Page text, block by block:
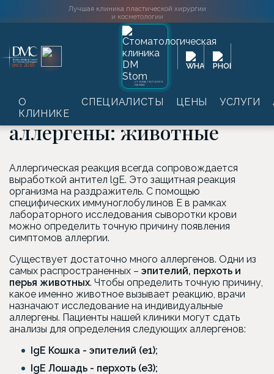
Лучшая клиника пластической хирургии
и косметологии
SINCE 2016
СТОМАТОЛОГИЯ
DAMAS
О
КЛИНИКЕ
СПЕЦИАЛИСТЫ ЦЕНЫ УСЛУГИ
Главная → Лабораторные обследования →
Индивидуальные аллергены:
Индивидуальные
аллергены: животные
Аллергическая реакция всегда сопровождается
выработкой антител lgE. Это защитная реакция
организма на раздражитель. С помощью
специфических иммуноглобулинов Е в рамках
лабораторного исследования сыворотки крови
можно определить точную причину появления
симптомов аллергии.
Существует достаточно много аллергенов. Одни из
самых распространенных – эпителий, перхоть и
перья животных. Чтобы определить точную причину,
какое именно животное вызывает реакцию, врачи
назначают исследование на индивидуальные
аллергены. Пациенты нашей клиники могут сдать
анализы для определения следующих аллергенов:
IgE Кошка - эпителий (e1);
IgE Лошадь - перхоть (eЗ);